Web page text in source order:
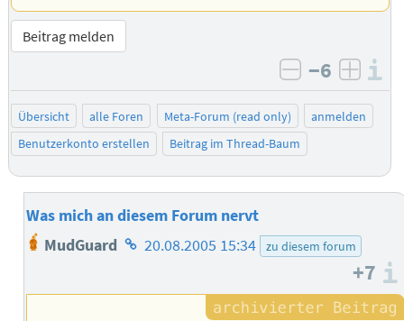
Beitrag melden
negativ
−6
Übersicht alle Foren Meta-Forum (read only)
anmelden
Benutzerkonto erstellen
Beitrag im Thread-Baum
Was mich an diesem Forum nervt
MudGuard Homepage
Autors
20.08.2005 15:34 zu diesem forum
+7